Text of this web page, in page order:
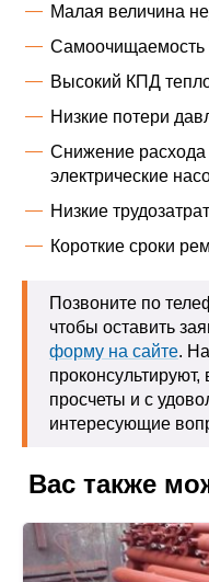
Малая величина
Самоочищаемость
Высокий КПД
Низкие потери
Снижение расхода
электрические
Низкие
Короткие сроки
Позвоните по
чтобы оставить
форму на сайте.
просчеты и с
интересующие
Вас также